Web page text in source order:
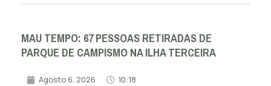
MAU TEMPO: 67 PESSOAS RETIRADAS DE
PARQUE DE CAMPISMO NA ILHA TERCEIRA
Agosto 6, 2026 10:18